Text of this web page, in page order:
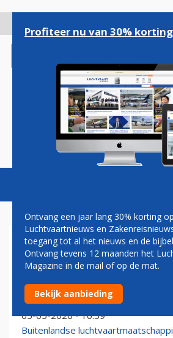
gaan
Magazine Podcasts
QATAR
Trumps nieuwe 747 behoudt het
van de Qatari’s
05-05-2026 - 10:59
Buitenlandse
Profiteer nu van 30% korting
Ontvang een jaar lang 30% korting
Luchtvaartnieuws en
toegang tot al het nieuws en de
Ontvang tevens 12 maanden het
Magazine in de mail of op de mat.
Bekijk aanbieding